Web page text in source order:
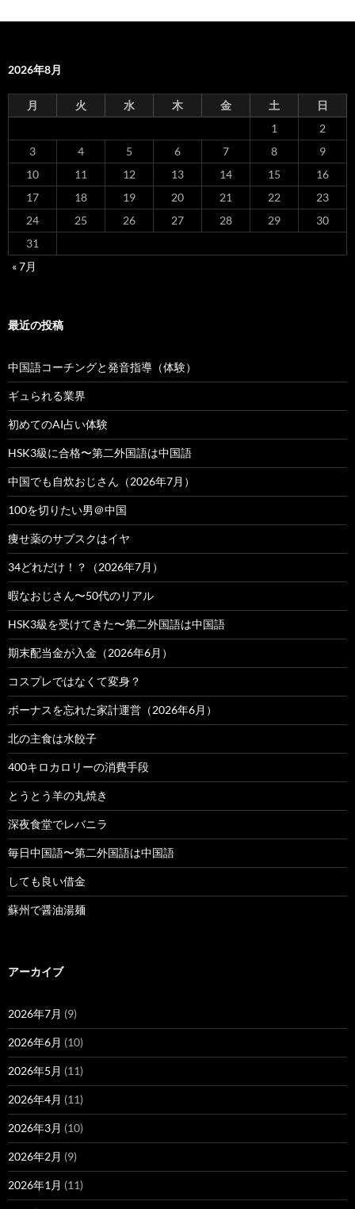
2026年8月
月 火 水 木 金 土
日
1
2
3
4 5 6 7 8
9
10
11 12 13 14 15
16
17
18 19 20 21 22
23
24
25 26 27 28 29
30
31
« 7月
最近の投稿
中国語コーチングと発音指導（体験）
ギュられる業界
初めてのAI占い体験
HSK3級に合格〜第二外国語は中国語
中国でも自炊おじさん（2026年7月）
100を切りたい男＠中国
痩せ薬のサブスクはイヤ
34どれだけ！？（2026年7月）
暇なおじさん〜50代のリアル
HSK3級を受けてきた〜第二外国語は中国語
期末配当金が入金（2026年6月）
コスプレではなくて変身？
ボーナスを忘れた家計運営（2026年6月）
北の主食は水餃子
400キロカロリーの消費手段
とうとう羊の丸焼き
深夜食堂でレバニラ
毎日中国語〜第二外国語は中国語
しても良い借金
蘇州で醤油湯麺
アーカイブ
2026年7月 (9)
2026年6月 (10)
2026年5月 (11)
2026年4月 (11)
2026年3月 (10)
2026年2月 (9)
2026年1月 (11)